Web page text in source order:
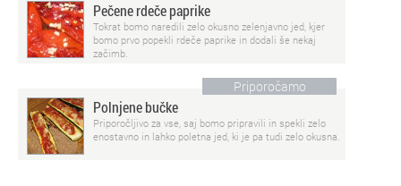
Pečene rdeče paprike
Tokrat bomo naredili zelo okusno zelenjavno jed, kjer
bomo prvo popekli rdeče paprike in dodali še nekaj
začimb.
Priporočamo
Polnjene bučke
Priporočljivo za vse, saj bomo pripravili in spekli zelo
enostavno in lahko poletna jed, ki je pa tudi zelo okusna.